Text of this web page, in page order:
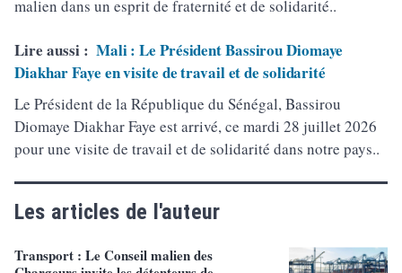
malien dans un esprit de fraternité et de solidarité..
Lire aussi : Mali : Le Président Bassirou Diomaye
Diakhar Faye en visite de travail et de solidarité
Le Président de la République du Sénégal, Bassirou
Diomaye Diakhar Faye est arrivé, ce mardi 28 juillet 2026
pour une visite de travail et de solidarité dans notre pays..
Les articles de l'auteur
Transport : Le Conseil malien des